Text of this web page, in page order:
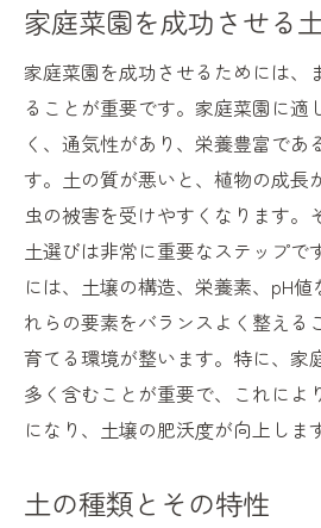
水はけの良い土を作る
有機質の重要性とその
家庭菜園における土の
健康な土を保つための
家庭菜園初心者必見最適な
初心者におすすめの家
市販の土の選び方と注
初めての家庭菜園に適し
簡単に始められる家庭
初心者が避けるべき土
家庭菜園土の選び方で失
理想的な土を見つけて家庭菜
家庭菜園を成功させる
家庭菜園を成功させるためには、
ることが重要です。家庭菜園に適
く、通気性があり、栄養豊富であ
す。土の質が悪いと、植物の成長
虫の被害を受けやすくなります。
土選びは非常に重要なステップで
には、土壌の構造、栄養素、pH
れらの要素をバランスよく整える
育てる環境が整います。特に、家
多く含むことが重要で、これによ
になり、土壌の肥沃度が向上しま
土の種類とその特性